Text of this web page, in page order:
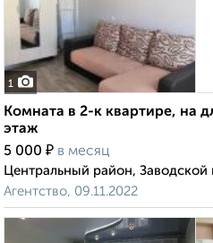
1
Комната в 2-к квартире, на
этаж
5 000 ₽ в месяц
Центральный район, Заводской
Агентство, 09.11.2022